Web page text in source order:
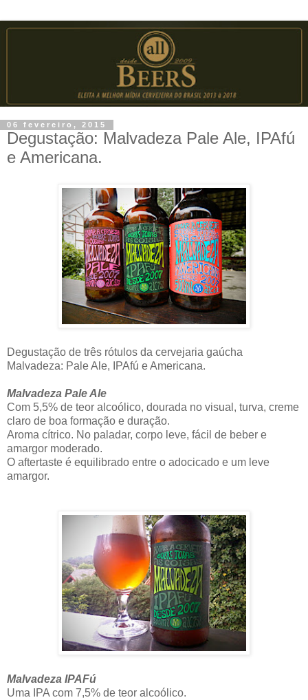
06 fevereiro, 2015
Degustação: Malvadeza Pale Ale, IPAfú
e Americana.
Degustação de três rótulos da cervejaria gaúcha
Malvadeza: Pale Ale, IPAfú e Americana.
Malvadeza Pale Ale
Com 5,5% de teor alcoólico, dourada no visual, turva, creme
claro de boa formação e duração.
Aroma cítrico. No paladar, corpo leve, fácil de beber e
amargor moderado.
O aftertaste é equilibrado entre o adocicado e um leve
amargor.
Malvadeza IPAFú
Uma IPA com 7,5% de teor alcoólico.